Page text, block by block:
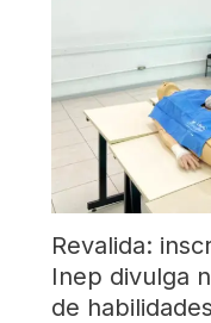
Revalida:
Inep divulga
de